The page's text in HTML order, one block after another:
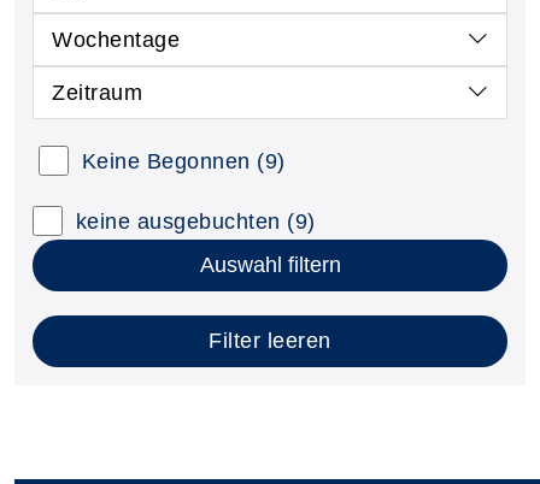
Wochentage
Zeitraum
Keine Begonnen (9)
keine ausgebuchten (9)
Auswahl filtern
Filter leeren